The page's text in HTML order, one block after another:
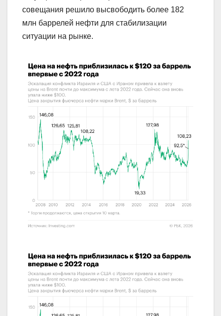
совещания решило высвободить более 182
млн баррелей нефти для стабилизации
ситуации на рынке.